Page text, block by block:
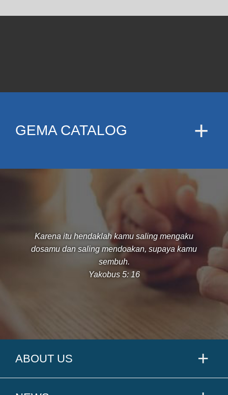
GEMA CATALOG
Karena itu hendaklah kamu saling mengaku
dosamu dan saling mendoakan, supaya kamu
sembuh.
Yakobus 5: 16
ABOUT US